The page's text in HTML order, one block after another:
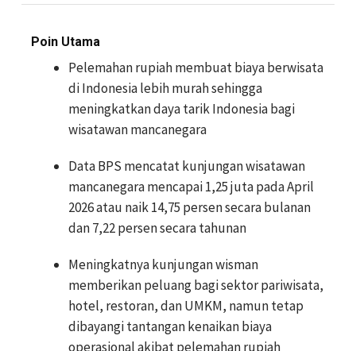
Poin Utama
Pelemahan rupiah membuat biaya berwisata
di Indonesia lebih murah sehingga
meningkatkan daya tarik Indonesia bagi
wisatawan mancanegara
Data BPS mencatat kunjungan wisatawan
mancanegara mencapai 1,25 juta pada April
2026 atau naik 14,75 persen secara bulanan
dan 7,22 persen secara tahunan
Meningkatnya kunjungan wisman
memberikan peluang bagi sektor pariwisata,
hotel, restoran, dan UMKM, namun tetap
dibayangi tantangan kenaikan biaya
operasional akibat pelemahan rupiah